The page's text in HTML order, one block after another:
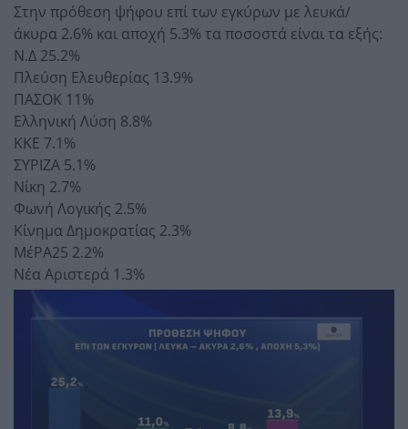
Στην πρόθεση ψήφου επί των εγκύρων με λευκά/
άκυρα 2.6% και αποχή 5.3% τα ποσοστά είναι τα εξής:
Ν.Δ 25.2%
Πλεύση Ελευθερίας 13.9%
ΠΑΣΟΚ 11%
Ελληνική Λύση 8.8%
ΚΚΕ 7.1%
ΣΥΡΙΖΑ 5.1%
Νίκη 2.7%
Φωνή Λογικής 2.5%
Κίνημα Δημοκρατίας 2.3%
ΜέΡΑ25 2.2%
Νέα Αριστερά 1.3%